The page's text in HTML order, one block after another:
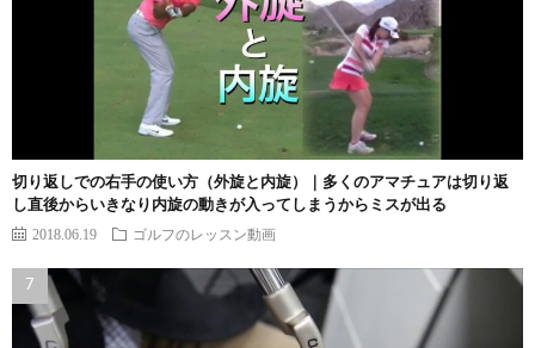
切り返しでの右手の使い方（外旋と内旋）｜多くのアマチュアは切り返
し直後からいきなり内旋の動きが入ってしまうからミスが出る
2018.06.19 ゴルフのレッスン動画